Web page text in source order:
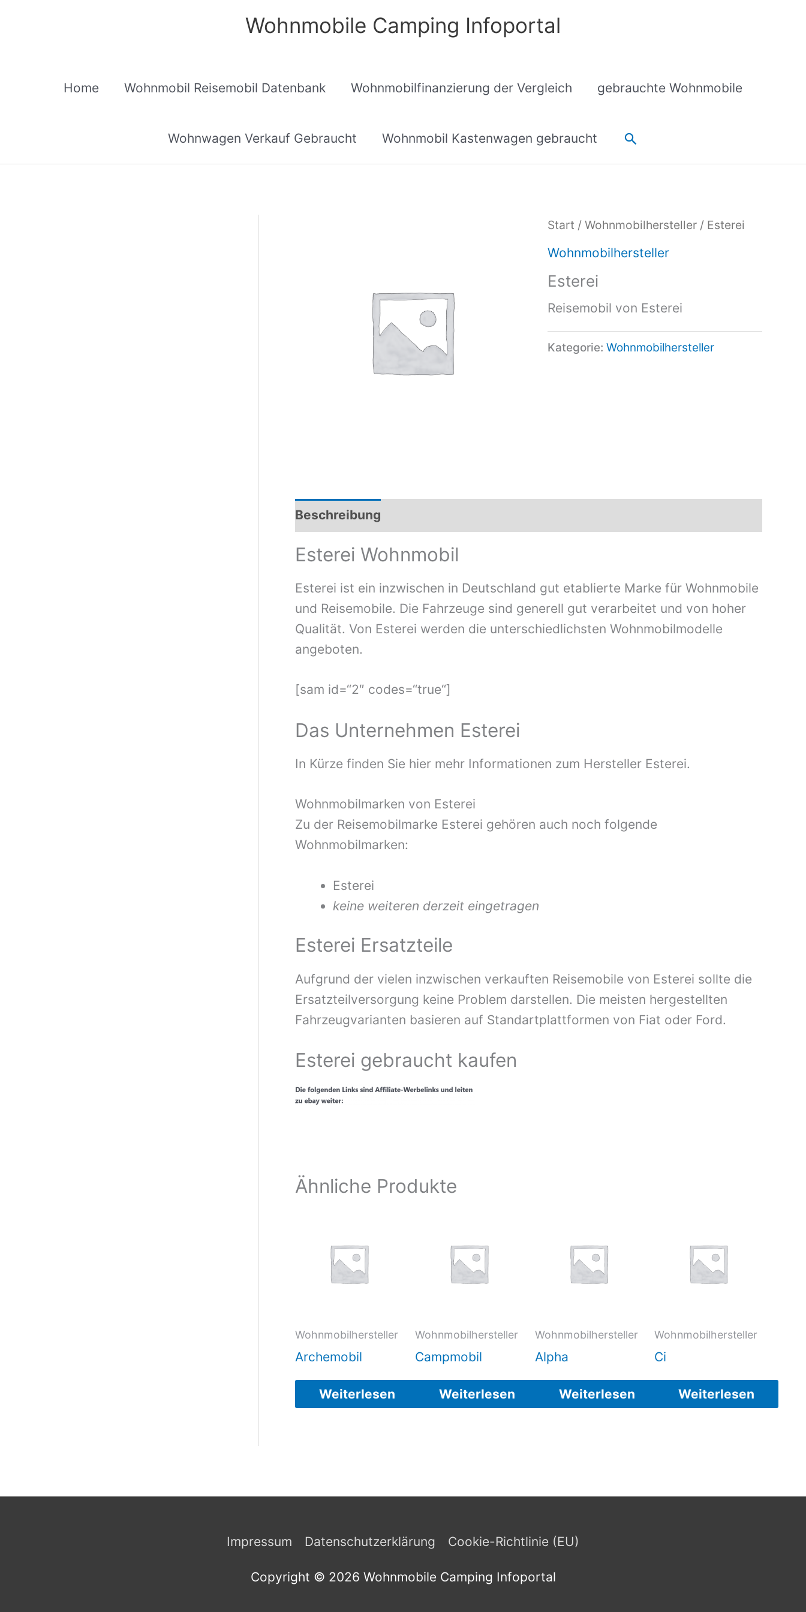
Wohnmobile Camping Infoportal
Home Wohnmobil Reisemobil Datenbank Wohnmobilfinanzierung der Vergleich gebrauchte Wohnmobile
Wohnwagen Verkauf Gebraucht Wohnmobil Kastenwagen gebraucht Suchen
Start / Wohnmobilhersteller/ Esterei
Wohnmobilhersteller
Esterei
Reisemobil von Esterei
Kategorie: Wohnmobilhersteller
Beschreibung
Esterei Wohnmobil
Esterei ist ein inzwischen in Deutschland gut etablierte Marke für Wohnmobile
und Reisemobile. Die Fahrzeuge sind generell gut verarbeitet und von hoher
Qualität. Von Esterei werden die unterschiedlichsten Wohnmobilmodelle
angeboten.
[sam id=“2″ codes=“true“]
Das Unternehmen Esterei
In Kürze finden Sie hier mehr Informationen zum Hersteller Esterei.
Wohnmobilmarken von Esterei
Zu der Reisemobilmarke Esterei gehören auch noch folgende
Wohnmobilmarken:
Esterei
keine weiteren derzeit eingetragen
Esterei Ersatzteile
Aufgrund der vielen inzwischen verkauften Reisemobile von Esterei sollte die
Ersatzteilversorgung keine Problem darstellen. Die meisten hergestellten
Fahrzeugvarianten basieren auf Standartplattformen von Fiat oder Ford.
Esterei gebraucht kaufen
Ähnliche Produkte
Wohnmobilhersteller
Archemobil
Weiterlesen
Wohnmobilhersteller
Campmobil
Weiterlesen
Wohnmobilhersteller
Alpha
Weiterlesen
Wohnmobilhersteller
Ci
Weiterlesen
Impressum Datenschutzerklärung Cookie-Richtlinie (EU)
Copyright © 2026 Wohnmobile Camping Infoportal